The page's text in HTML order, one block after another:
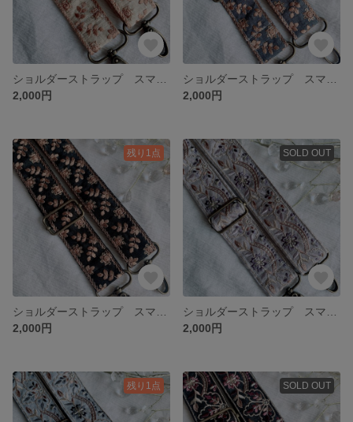
2,000円
2,000円
残り1点
2,000円
SOLD OUT
2,000円
残り1点 SOLD OUT